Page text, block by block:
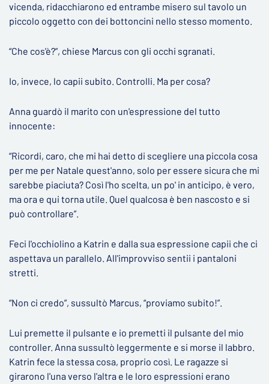
vicenda, ridacchiarono ed entrambe misero sul tavolo un
piccolo oggetto con dei bottoncini nello stesso momento.
“Che cos'è?”, chiese Marcus con gli occhi sgranati.
Io, invece, lo capii subito. Controlli. Ma per cosa?
Anna guardò il marito con un'espressione del tutto
innocente:
“Ricordi, caro, che mi hai detto di scegliere una piccola cosa
per me per Natale quest'anno, solo per essere sicura che mi
sarebbe piaciuta? Così l'ho scelta, un po' in anticipo, è vero,
ma ora e qui torna utile. Quel qualcosa è ben nascosto e si
può controllare”.
Feci l'occhiolino a Katrin e dalla sua espressione capii che ci
aspettava un parallelo. All'improvviso sentii i pantaloni
stretti.
“Non ci credo”, sussultò Marcus, “proviamo subito!”.
Lui premette il pulsante e io premetti il pulsante del mio
controller. Anna sussultò leggermente e si morse il labbro.
Katrin fece la stessa cosa, proprio così. Le ragazze si
girarono l'una verso l'altra e le loro espressioni erano